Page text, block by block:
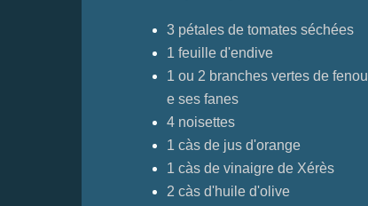
3 pétales de tomates séchées
1 feuille d'endive
1 ou 2 branches vertes de
e ses fanes
4 noisettes
1 càs de jus d'orange
1 càs de vinaigre de Xérès
2 càs d'huile d'olive